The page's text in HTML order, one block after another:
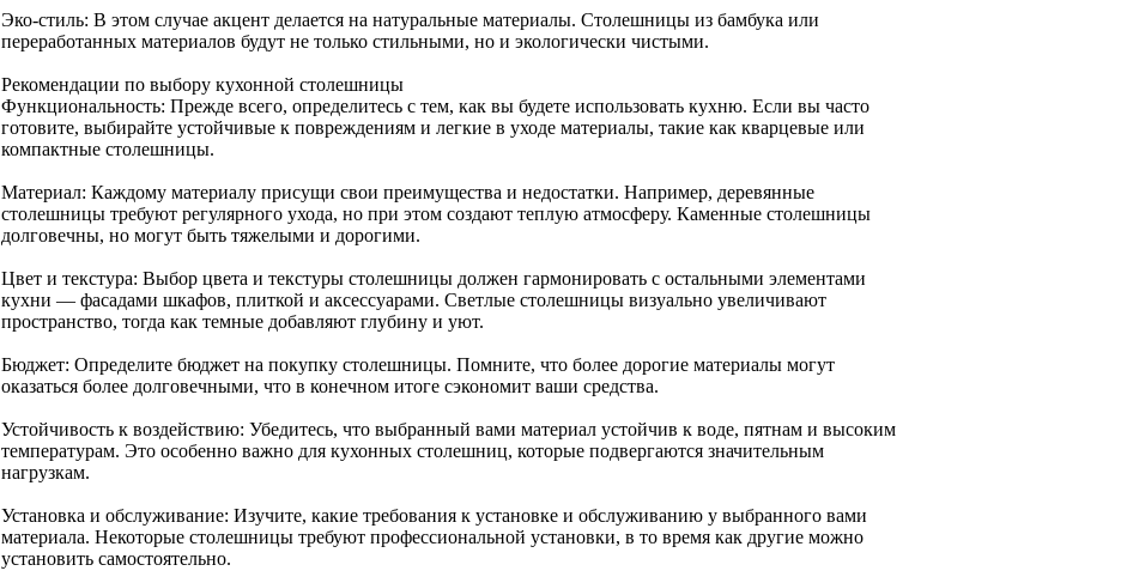
Эко-стиль: В этом случае акцент делается на натуральные материалы. Столешницы из бамбука или
переработанных материалов будут не только стильными, но и экологически чистыми.
Рекомендации по выбору кухонной столешницы
Функциональность: Прежде всего, определитесь с тем, как вы будете использовать кухню. Если вы часто
готовите, выбирайте устойчивые к повреждениям и легкие в уходе материалы, такие как кварцевые или
компактные столешницы.
Материал: Каждому материалу присущи свои преимущества и недостатки. Например, деревянные
столешницы требуют регулярного ухода, но при этом создают теплую атмосферу. Каменные столешницы
долговечны, но могут быть тяжелыми и дорогими.
Цвет и текстура: Выбор цвета и текстуры столешницы должен гармонировать с остальными элементами
кухни — фасадами шкафов, плиткой и аксессуарами. Светлые столешницы визуально увеличивают
пространство, тогда как темные добавляют глубину и уют.
Бюджет: Определите бюджет на покупку столешницы. Помните, что более дорогие материалы могут
оказаться более долговечными, что в конечном итоге сэкономит ваши средства.
Устойчивость к воздействию: Убедитесь, что выбранный вами материал устойчив к воде, пятнам и высоким
температурам. Это особенно важно для кухонных столешниц, которые подвергаются значительным
нагрузкам.
Установка и обслуживание: Изучите, какие требования к установке и обслуживанию у выбранного вами
материала. Некоторые столешницы требуют профессиональной установки, в то время как другие можно
установить самостоятельно.